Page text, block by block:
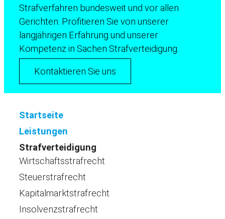
Strafverfahren bundesweit und vor allen
Gerichten. Profitieren Sie von unserer
langjährigen Erfahrung und unserer
Kompetenz in Sachen Strafverteidigung.
Kontaktieren Sie uns
Startseite
Leistungen
Strafverteidigung
Wirtschaftsstrafrecht
Steuerstrafrecht
Kapitalmarktstrafrecht
Insolvenzstrafrecht